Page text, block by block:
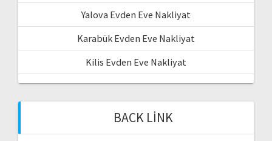
Yalova Evden Eve Nakliyat
Karabük Evden Eve Nakliyat
Kilis Evden Eve Nakliyat
BACK LINK